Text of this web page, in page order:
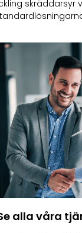
skräddarsyr
alla våra